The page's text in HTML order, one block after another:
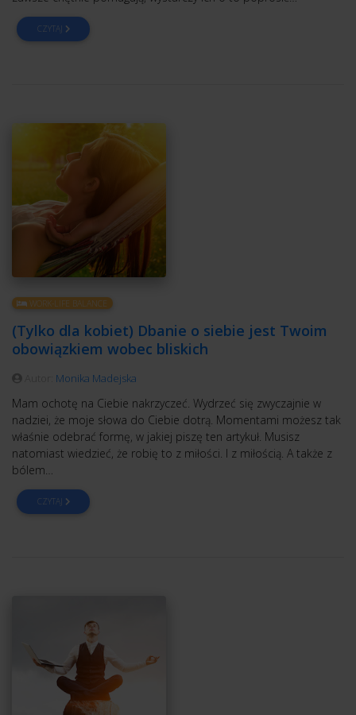
CZYTAJ
WORK-LIFE BALANCE
(Tylko dla kobiet) Dbanie o siebie jest Twoim
obowiązkiem wobec bliskich
Monika Madejska
Mam ochotę na Ciebie nakrzyczeć. Wydrzeć się zwyczajnie w
nadziei, że moje słowa do Ciebie dotrą. Momentami możesz tak
właśnie odebrać formę, w jakiej piszę ten artykuł. Musisz
natomiast wiedzieć, że robię to z miłości. I z miłością. A także z
bólem…
CZYTAJ